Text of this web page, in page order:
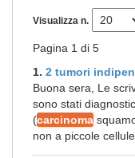
Visualizza n.
Pagina 1 di 5
1. 2 tumori
Buona sera, Le
sono stati
(carcinoma
non a piccole